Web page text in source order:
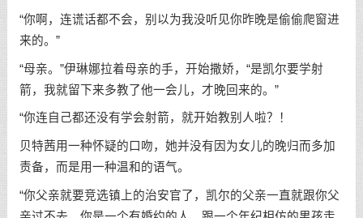
“你啊，连谎话都不会，别以为我没听见你昨晚是偷偷爬窗进
来的。”
“母亲。”伊琳娜拉着母亲的手，开始撒娇，“是凯尔要学射
箭，我就留下来多教了他一会儿，才晚回来的。”
“你连自己都还没有学会射箭，就开始教别人啦？！
贝特茜用一种怀疑的口吻，她并没有因为女儿的晚归而多加
责备，而是用一种温和的语气。
“你父亲就要竞选镇上的治安官了，凯尔的父亲一直就跟你父